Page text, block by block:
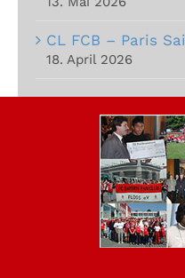
CL FCB – Paris
18. April 2026